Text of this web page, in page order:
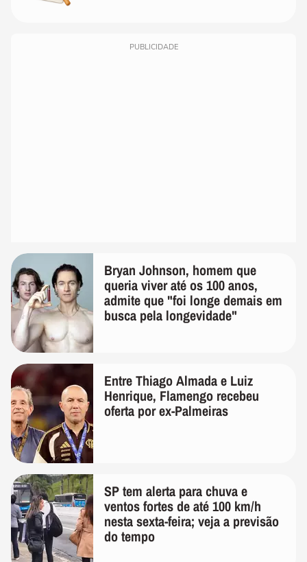
PUBLICIDADE
Bryan Johnson, homem que
queria viver até os 100 anos,
admite que "foi longe demais em
busca pela longevidade"
Entre Thiago Almada e Luiz
Henrique, Flamengo recebeu
oferta por ex-Palmeiras
SP tem alerta para chuva e
ventos fortes de até 100 km/h
nesta sexta-feira; veja a previsão
do tempo